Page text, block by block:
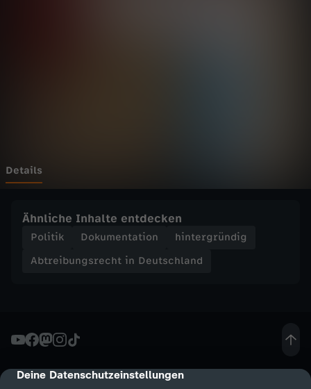
cmp-dialog-description
Deine Datenschutzeinstellungen
e
h
n
D
Details
Ähnliche Inhalte entdecken
Politik Dokumentation
hintergründig
Abtreibungsrecht in Deutschland